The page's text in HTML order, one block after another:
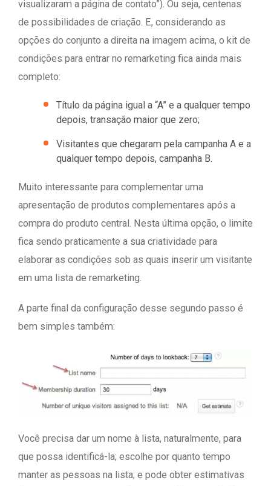
visualizaram a página de contato”). Ou seja, centenas
de possibilidades de criação. E, considerando as
opções do conjunto a direita na imagem acima, o kit de
condições para entrar no remarketing fica ainda mais
completo:
Título da página igual a “A” e a qualquer tempo
depois, transação maior que zero;
Visitantes que chegaram pela campanha A e a
qualquer tempo depois, campanha B.
Muito interessante para complementar uma
apresentação de produtos complementares após a
compra do produto central. Nesta última opção, o limite
fica sendo praticamente a sua criatividade para
elaborar as condições sob as quais inserir um visitante
em uma lista de remarketing.
A parte final da configuração desse segundo passo é
bem simples também:
Você precisa dar um nome à lista, naturalmente, para
que possa identificá-la; escolhe por quanto tempo
manter as pessoas na lista; e pode obter estimativas